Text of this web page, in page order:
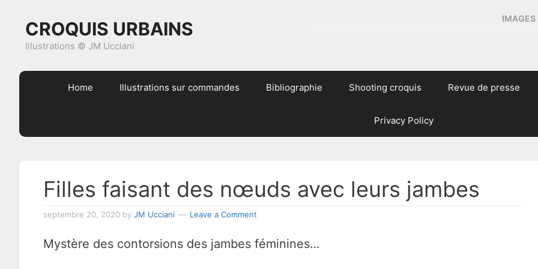
primary
content
primary
footer
CROQUIS URBAINS
Illustrations © JM Ucciani
IMAGES
Home Illustrations sur commandes Bibliographie Shooting croquis Revue de presse
Privacy Policy
Filles faisant des nœuds avec leurs jambes
septembre 20, 2020 by JM Ucciani Leave a Comment
Mystère des contorsions des jambes féminines…